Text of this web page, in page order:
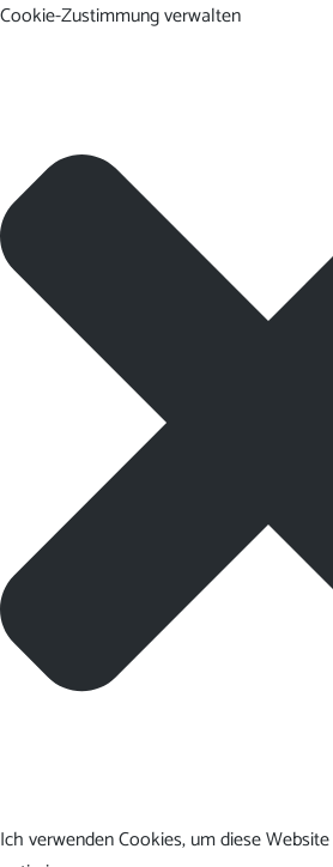
Cookie-Zustimmung verwalten
Ich verwenden Cookies, um diese